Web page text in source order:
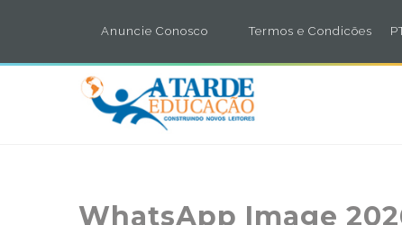
Anuncie Conosco Termos e Condicões
WhatsApp Image